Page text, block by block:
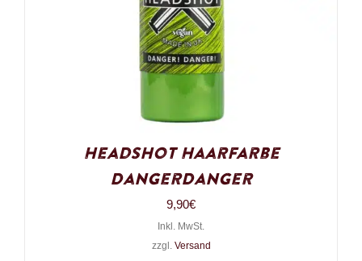
Headshot Haarfarbe
DangerDanger
9,90€
Inkl. MwSt.
zzgl. Versand